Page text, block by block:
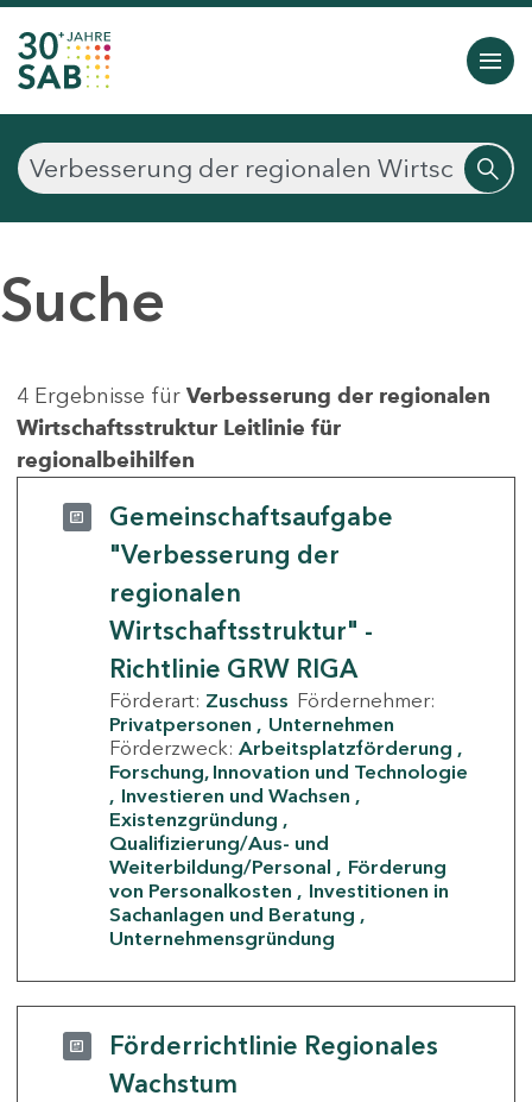
Suche
4 Ergebnisse für Verbesserung der regionalen
Wirtschaftsstruktur Leitlinie für
regionalbeihilfen
Gemeinschaftsaufgabe
"Verbesserung der
regionalen
Wirtschaftsstruktur" -
Richtlinie GRW RIGA
Förderart: Zuschuss Fördernehmer:
Privatpersonen
Unternehmen
Förderzweck: Arbeitsplatzförderung
Forschung, Innovation und Technologie
Investieren und Wachsen
Existenzgründung
Qualifizierung/Aus- und
Weiterbildung/Personal
Förderung
von Personalkosten
Investitionen in
Sachanlagen und Beratung
Unternehmensgründung
Förderrichtlinie Regionales
Wachstum